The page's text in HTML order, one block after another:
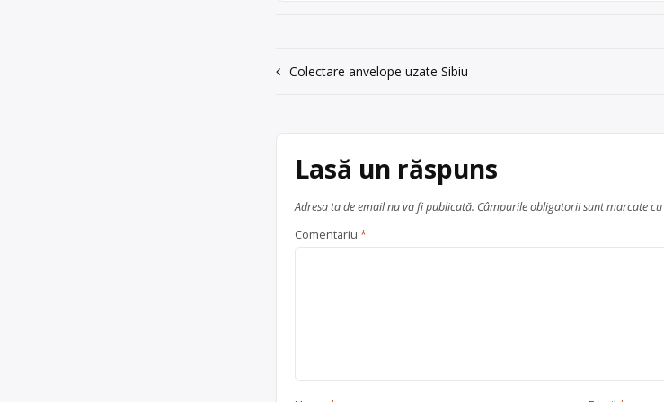
Navigare
Colectare anvelope uzate Sibiu
Lasă un răspuns
Adresa ta de email nu va fi publicată. Câmpurile obligatorii sunt marcate cu
Comentariu *